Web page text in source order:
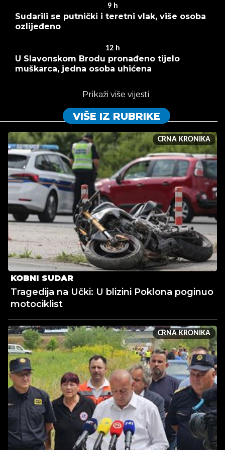
9 h
Sudarili se putnički i teretni vlak, više osoba
ozlijeđeno
12 h
U Slavonskom Brodu pronađeno tijelo
muškarca, jedna osoba uhićena
Prikaži više vijesti
VIŠE IZ RUBRIKE
CRNA KRONIKA
KOBNI SUDAR
Tragedija na Učki: U blizini Poklona poginuo
motociklist
CRNA KRONIKA